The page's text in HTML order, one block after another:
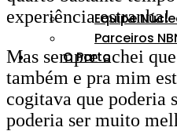
Equipe
Parceiros
O Parto
experiência estranha!
Mas sempre achei
também e pra mim
cogitava que poderia
poderia ser muito